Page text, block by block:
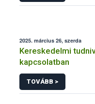
2025. március 26, szerda
Kereskedelmi
kapcsolatban
TOVÁBB >